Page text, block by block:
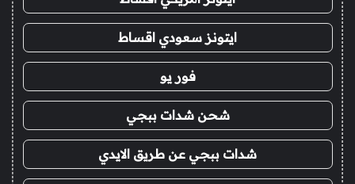
ايتونز سعودي اقساط
فور يو
شحن شدات ببجي
شدات ببجي عن طريق الايدي